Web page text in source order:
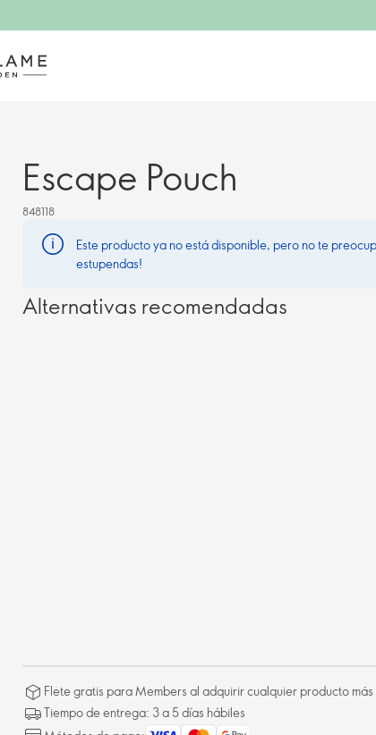
Escape Pouch
848118
Este producto ya no está disponible, pero no te
estupendas!
Alternativas recomendadas
Flete gratis para Members al adquirir cualquier producto
Tiempo de entrega: 3 a 5 días hábiles